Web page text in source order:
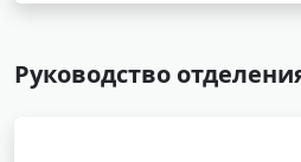
Руководство